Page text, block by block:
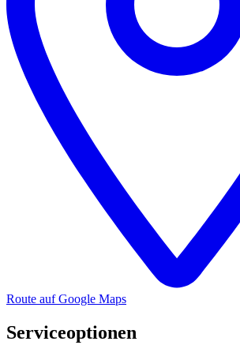
Route auf Google Maps
Serviceoptionen